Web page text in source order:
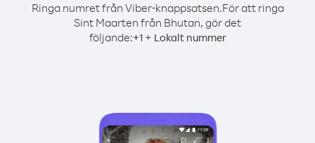
Ringa numret från Viber-knappsatsen.För att ringa
Sint Maarten från Bhutan, gör det
följande:+1+ Lokalt nummer